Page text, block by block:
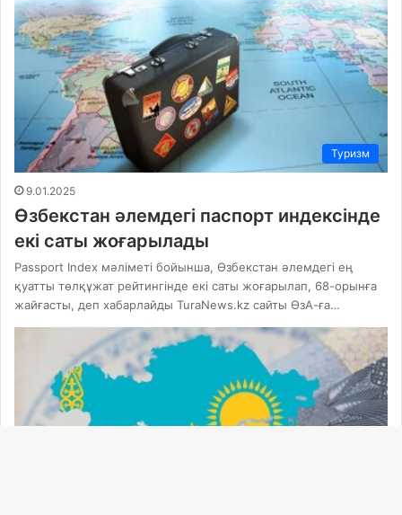
Туризм
9.01.2025
Өзбекстан әлемдегі паспорт индексінде
екі саты жоғарылады
Passport Index мәліметі бойынша, Өзбекстан әлемдегі ең
қуатты төлқұжат рейтингінде екі саты жоғарылап, 68-орынға
жайғасты, деп хабарлайды TuraNews.kz сайты ӨзА-ға…